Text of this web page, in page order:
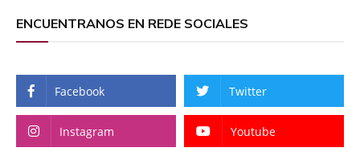
ENCUENTRANOS EN REDE SOCIALES
Facebook Twitter
Instagram Youtube